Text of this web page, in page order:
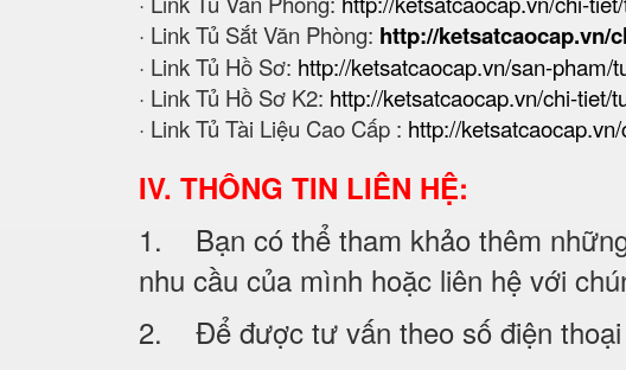
· Link Tủ Sắt Văn Phòng: http://ketsatcaocap.vn/
· Link Tủ Hồ Sơ: http://ketsatcaocap.vn/san-pham/
· Link Tủ Hồ Sơ K2: http://ketsatcaocap.vn/chi-tiet/
· Link Tủ Tài Liệu Cao Cấp : http://
IV. THÔNG TIN LIÊN HỆ:
1. Bạn có thể tham khảo thêm
nhu cầu của mình hoặc liên hệ với
2. Để được tư vấn theo số điện thoại